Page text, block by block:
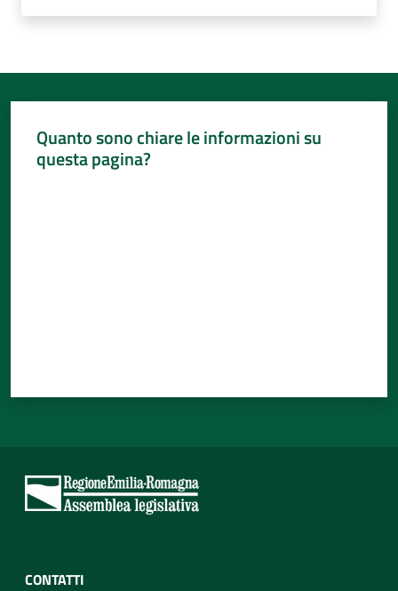
Quanto sono chiare le informazioni su
questa pagina?
CONTATTI